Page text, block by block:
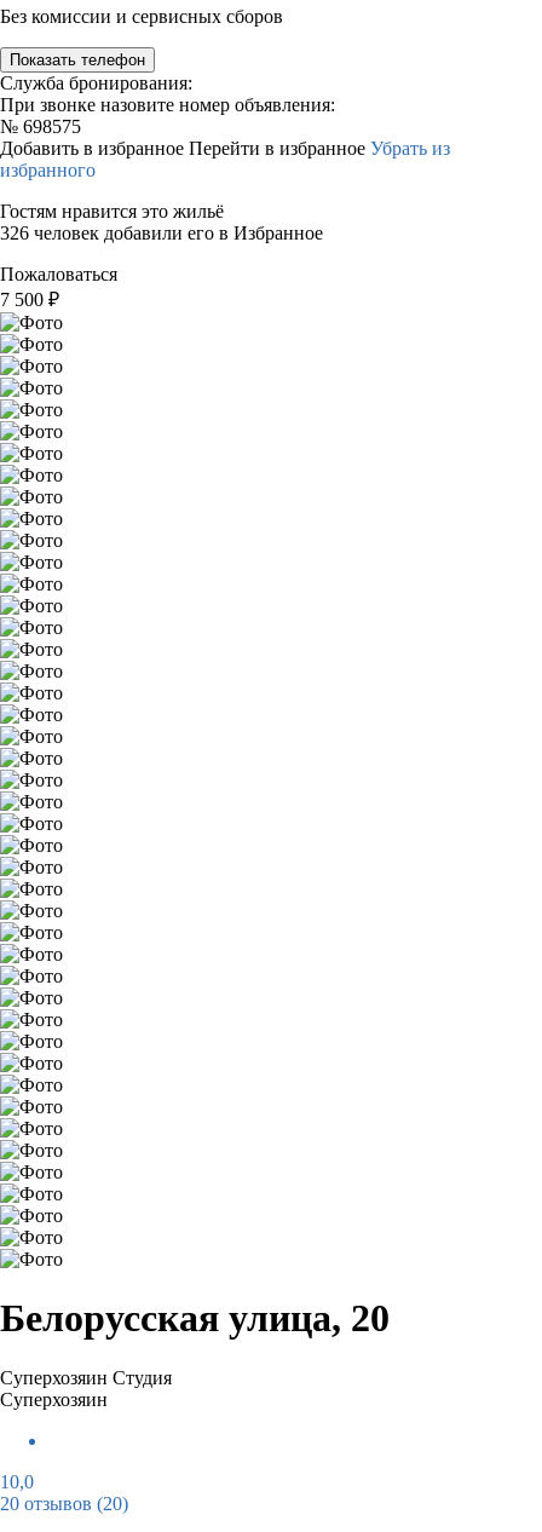
Без комиссии и сервисных сборов
Показать телефон
Служба бронирования:
При звонке назовите номер объявления:
№ 698575
Добавить в избранное Перейти в избранное Убрать из
избранного
Гостям нравится это жильё
326 человек добавили его в Избранное
Пожаловаться
7 500 ₽
Белорусская улица, 20
Суперхозяин Студия
Суперхозяин
10,0
20 отзывов (20)